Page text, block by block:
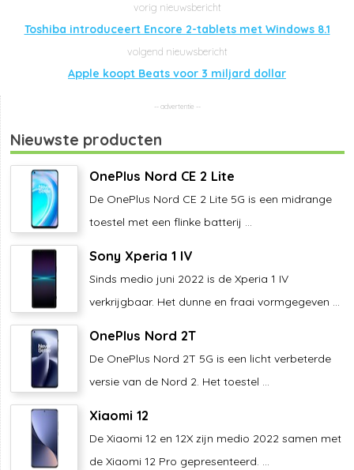
Toshiba introduceert Encore 2-tablets met Windows 8.1
Apple koopt Beats voor 3 miljard dollar
Nieuwste producten
OnePlus Nord CE 2 Lite
De OnePlus Nord CE 2 Lite 5G is een midrange
toestel met een flinke batterij ...
Sony Xperia 1 IV
Sinds medio juni 2022 is de Xperia 1 IV
verkrijgbaar. Het dunne en fraai vormgegeven ...
OnePlus Nord 2T
De OnePlus Nord 2T 5G is een licht verbeterde
versie van de Nord 2. Het toestel ...
Xiaomi 12
De Xiaomi 12 en 12X zijn medio 2022 samen met
de Xiaomi 12 Pro gepresenteerd. ...